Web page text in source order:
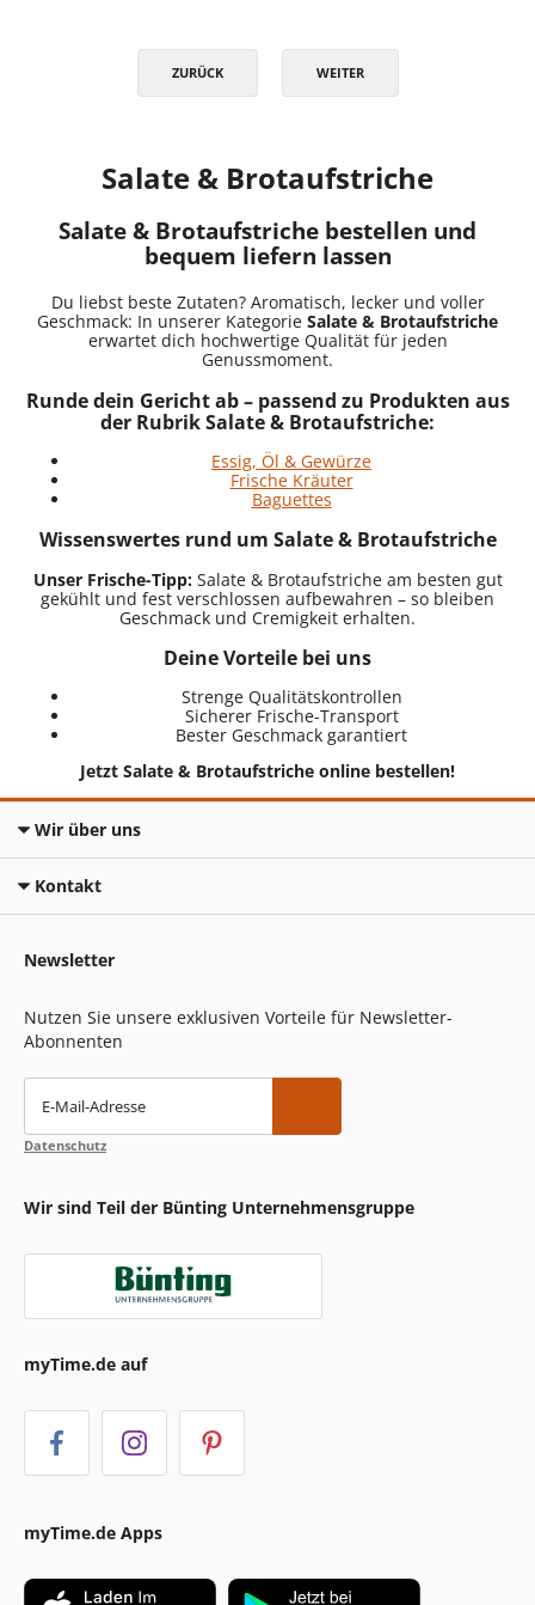
ZURÜCK WEITER
Salate & Brotaufstriche
Salate & Brotaufstriche bestellen und
bequem liefern lassen
Du liebst beste Zutaten? Aromatisch, lecker und voller
Geschmack: In unserer Kategorie Salate & Brotaufstriche
erwartet dich hochwertige Qualität für jeden
Genussmoment.
Runde dein Gericht ab – passend zu Produkten aus
der Rubrik Salate & Brotaufstriche:
Essig, Öl & Gewürze
Frische Kräuter
Baguettes
Wissenswertes rund um Salate & Brotaufstriche
Unser Frische-Tipp:Salate & Brotaufstriche am besten gut
gekühlt und fest verschlossen aufbewahren – so bleiben
Geschmack und Cremigkeit erhalten.
Deine Vorteile bei uns
Strenge Qualitätskontrollen
Sicherer Frische-Transport
Bester Geschmack garantiert
Jetzt Salate & Brotaufstriche online bestellen!
Wir über uns
Kontakt
Newsletter
Nutzen Sie unsere exklusiven Vorteile für Newsletter-
Abonnenten
E-Mail-Adresse
Datenschutz
Wir sind Teil der Bünting Unternehmensgruppe
myTime.de auf
myTime.de Apps